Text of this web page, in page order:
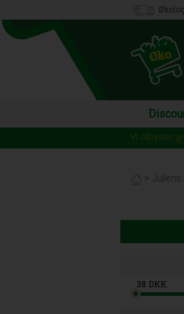
Vi tilbyder
> Julens
38 DKK